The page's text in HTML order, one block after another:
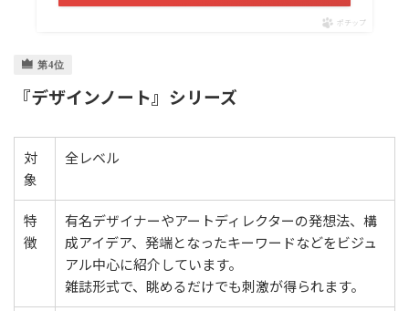
ポチップ
『デザインノート』シリーズ
対
象
全レベル
特
徴
有名デザイナーやアートディレクターの発想法、構
成アイデア、発端となったキーワードなどをビジュ
アル中心に紹介しています。
雑誌形式で、眺めるだけでも刺激が得られます。